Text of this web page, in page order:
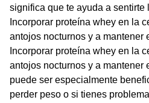
significa que te ayuda a sentirte
Incorporar proteína whey en la
antojos nocturnos y a mantener
Incorporar proteína whey en la
antojos nocturnos y a mantener
puede ser especialmente
perder peso o si tienes